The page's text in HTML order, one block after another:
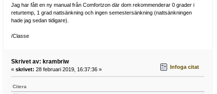
Jag har fått en ny manual från Comfortzon där dom rekommenderar 0 grader i
returtemp, 1 grad nattsänkning och ingen semestersänkning (nattsänkningen
hade jag sedan tidigare).
/Classe
Skrivet av: krambriw
« skrivet: 28 februari 2019, 16:37:36 » Infoga citat
Citera